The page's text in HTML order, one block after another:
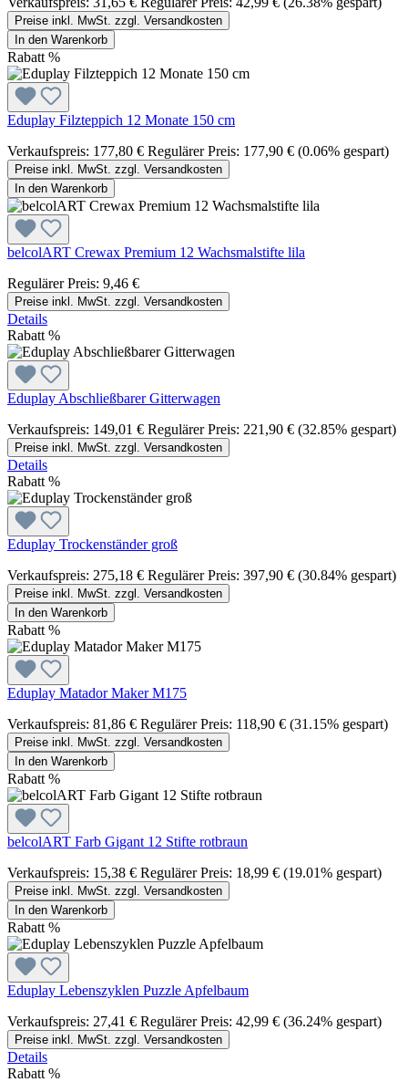
Preise inkl. MwSt. zzgl. Versandkosten
In den Warenkorb
Rabatt %
Eduplay Filzteppich 12 Monate 150 cm
Verkaufspreis: 177,80 € Regulärer Preis: 177,90 € (0.06% gespart)
Preise inkl. MwSt. zzgl. Versandkosten
In den Warenkorb
belcolART Crewax Premium 12 Wachsmalstifte lila
Regulärer Preis: 9,46 €
Preise inkl. MwSt. zzgl. Versandkosten
Details
Rabatt %
Eduplay Abschließbarer Gitterwagen
Verkaufspreis: 149,01 € Regulärer Preis: 221,90 € (32.85% gespart)
Preise inkl. MwSt. zzgl. Versandkosten
Details
Rabatt %
Eduplay Trockenständer groß
Verkaufspreis: 275,18 € Regulärer Preis: 397,90 € (30.84% gespart)
Preise inkl. MwSt. zzgl. Versandkosten
In den Warenkorb
Rabatt %
Eduplay Matador Maker M175
Verkaufspreis: 81,86 € Regulärer Preis: 118,90 € (31.15% gespart)
Preise inkl. MwSt. zzgl. Versandkosten
In den Warenkorb
Rabatt %
belcolART Farb Gigant 12 Stifte rotbraun
Verkaufspreis: 15,38 € Regulärer Preis: 18,99 € (19.01% gespart)
Preise inkl. MwSt. zzgl. Versandkosten
In den Warenkorb
Rabatt %
Eduplay Lebenszyklen Puzzle Apfelbaum
Verkaufspreis: 27,41 € Regulärer Preis: 42,99 € (36.24% gespart)
Preise inkl. MwSt. zzgl. Versandkosten
Details
Rabatt %